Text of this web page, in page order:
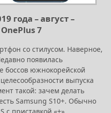
года – август –
7
со стилусом. Наверное,
появилась
боссов южнокорейской
выпуска
такой: зачем делать
Samsung S10+. Обычно